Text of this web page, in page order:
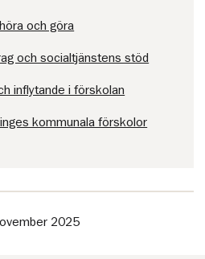
och göra
och socialtjänstens stöd
inflytande i förskolan
kommunala förskolor
2025